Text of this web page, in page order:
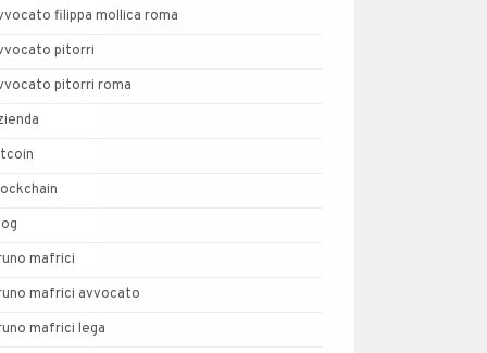
filippa mollica roma
pitorri
pitorri roma
mafrici
mafrici avvocato
mafrici lega